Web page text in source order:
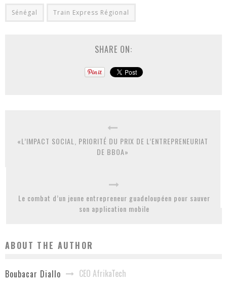
Sénégal Train Express Régional
SHARE ON:
«L’IMPACT SOCIAL, PRIORITÉ DU PRIX DE L’ENTREPRENEURIAT
DE BBOA»
Le combat d’un jeune entrepreneur guadeloupéen pour sauver
son application mobile
ABOUT THE AUTHOR
Boubacar Diallo CEO AfrikaTech